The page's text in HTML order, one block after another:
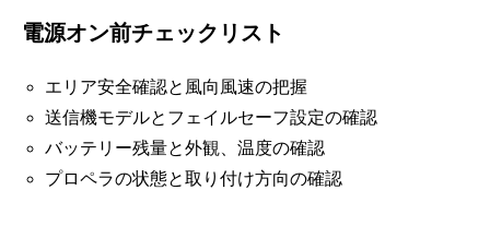
電源オン前チェックリスト
エリア安全確認と風向風速の把握
送信機モデルとフェイルセーフ設定の確認
バッテリー残量と外観、温度の確認
プロペラの状態と取り付け方向の確認